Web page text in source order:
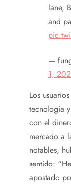
lane,
and
—
1,
Los
tecnología
con el
mercado a
notables,
sentido:
apostado